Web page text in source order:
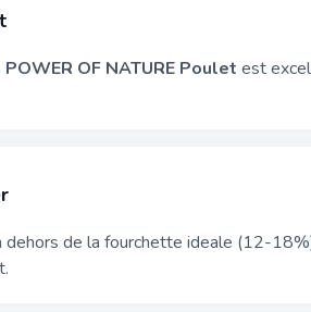
POWER OF NATURE Poulet est
de la fourchette ideale (12-